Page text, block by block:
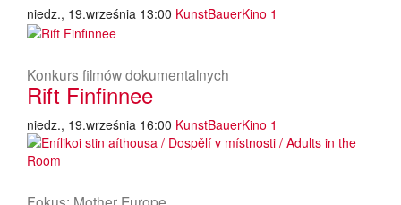
niedz., 19.września 13:00 KunstBauerKino 1
Konkurs filmów dokumentalnych
Rift Finfinnee
niedz., 19.września 16:00 KunstBauerKino 1